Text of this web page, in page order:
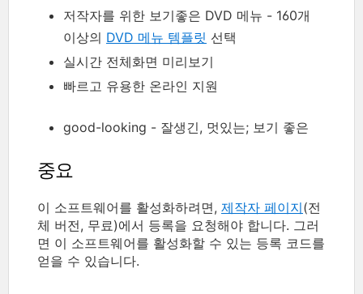
저작자를 위한 보기좋은 DVD 메뉴 - 160개
이상의 DVD 메뉴 템플릿 선택
실시간 전체화면 미리보기
빠르고 유용한 온라인 지원
good-looking - 잘생긴, 멋있는; 보기 좋은
중요
이 소프트웨어를 활성화하려면, 제작자 페이지(전
체 버전, 무료)에서 등록을 요청해야 합니다. 그러
면 이 소프트웨어를 활성화할 수 있는 등록 코드를
얻을 수 있습니다.